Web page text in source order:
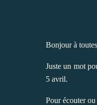
Bonjour à
Juste un mot
5 avril.
Pour écouter ou